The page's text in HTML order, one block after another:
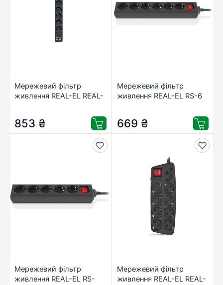
Мережевий фільтр
живлення REAL-EL REAL-
5m, black (EL122300018)
853 ₴
Мережевий фільтр
живлення REAL-EL RS-6
669 ₴
Мережевий фільтр
живлення REAL-EL RS-
Мережевий фільтр
живлення REAL-EL REAL-